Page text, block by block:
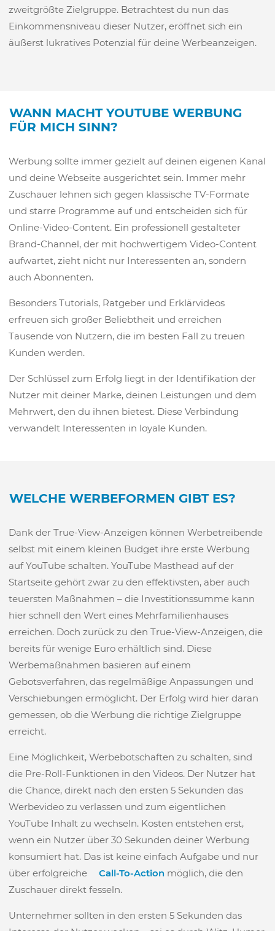
zweitgrößte Zielgruppe. Betrachtest du nun das
Einkommensniveau dieser Nutzer, eröffnet sich ein
äußerst lukratives Potenzial für deine Werbeanzeigen.
WANN MACHT YOUTUBE WERBUNG
FÜR MICH SINN?
Werbung sollte immer gezielt auf deinen eigenen Kanal
und deine Webseite ausgerichtet sein. Immer mehr
Zuschauer lehnen sich gegen klassische TV-Formate
und starre Programme auf und entscheiden sich für
Online-Video-Content. Ein professionell gestalteter
Brand-Channel, der mit hochwertigem Video-Content
aufwartet, zieht nicht nur Interessenten an, sondern
auch Abonnenten.
Besonders Tutorials, Ratgeber und Erklärvideos
erfreuen sich großer Beliebtheit und erreichen
Tausende von Nutzern, die im besten Fall zu treuen
Kunden werden.
Der Schlüssel zum Erfolg liegt in der Identifikation der
Nutzer mit deiner Marke, deinen Leistungen und dem
Mehrwert, den du ihnen bietest. Diese Verbindung
verwandelt Interessenten in loyale Kunden.
WELCHE WERBEFORMEN GIBT ES?
Dank der True-View-Anzeigen können Werbetreibende
selbst mit einem kleinen Budget ihre erste Werbung
auf YouTube schalten. YouTube Masthead auf der
Startseite gehört zwar zu den effektivsten, aber auch
teuersten Maßnahmen – die Investitionssumme kann
hier schnell den Wert eines Mehrfamilienhauses
erreichen. Doch zurück zu den True-View-Anzeigen, die
bereits für wenige Euro erhältlich sind. Diese
Werbemaßnahmen basieren auf einem
Gebotsverfahren, das regelmäßige Anpassungen und
Verschiebungen ermöglicht. Der Erfolg wird hier daran
gemessen, ob die Werbung die richtige Zielgruppe
erreicht.
Eine Möglichkeit, Werbebotschaften zu schalten, sind
die Pre-Roll-Funktionen in den Videos. Der Nutzer hat
die Chance, direkt nach den ersten 5 Sekunden das
Werbevideo zu verlassen und zum eigentlichen
YouTube Inhalt zu wechseln. Kosten entstehen erst,
wenn ein Nutzer über 30 Sekunden deiner Werbung
konsumiert hat. Das ist keine einfach Aufgabe und nur
über erfolgreiche
Call-To-Actionmöglich, die den
Zuschauer direkt fesseln.
Unternehmer sollten in den ersten 5 Sekunden das